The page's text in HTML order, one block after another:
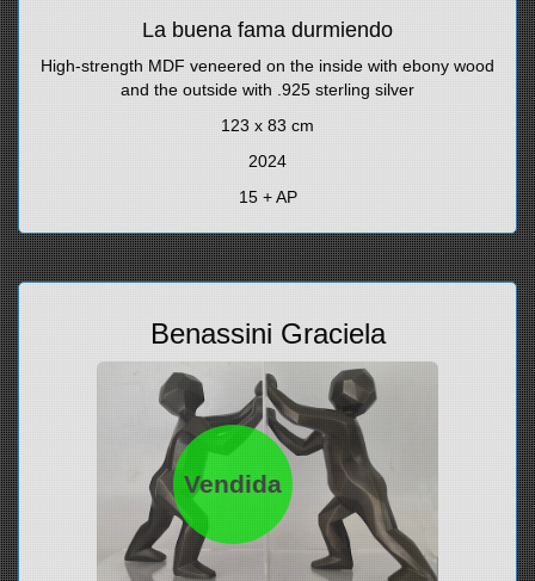
La buena fama durmiendo
High-strength MDF veneered on the inside with ebony wood
and the outside with .925 sterling silver
123 x 83 cm
2024
15 + AP
Vendida
Benassini Graciela